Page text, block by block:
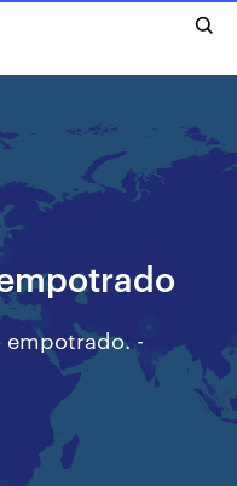
empotrado. -